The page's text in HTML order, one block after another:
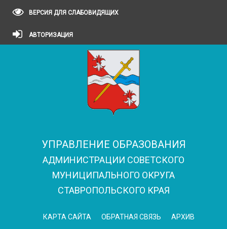
ВЕРСИЯ ДЛЯ СЛАБОВИДЯЩИХ
АВТОРИЗАЦИЯ
УПРАВЛЕНИЕ ОБРАЗОВАНИЯ
АДМИНИСТРАЦИИ СОВЕТСКОГО
МУНИЦИПАЛЬНОГО ОКРУГА
СТАВРОПОЛЬСКОГО КРАЯ
КАРТА САЙТА ОБРАТНАЯ СВЯЗЬ АРХИВ